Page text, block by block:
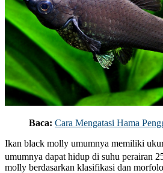
Baca: Cara Mengatasi Hama
Ikan black molly umumnya memiliki
umumnya dapat hidup di suhu perairan
molly berdasarkan klasifikasi dan